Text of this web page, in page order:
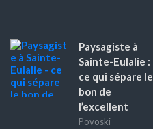
Paysagiste à
Sainte-Eulalie :
ce qui sépare le
bon de
l’excellent
Povoski